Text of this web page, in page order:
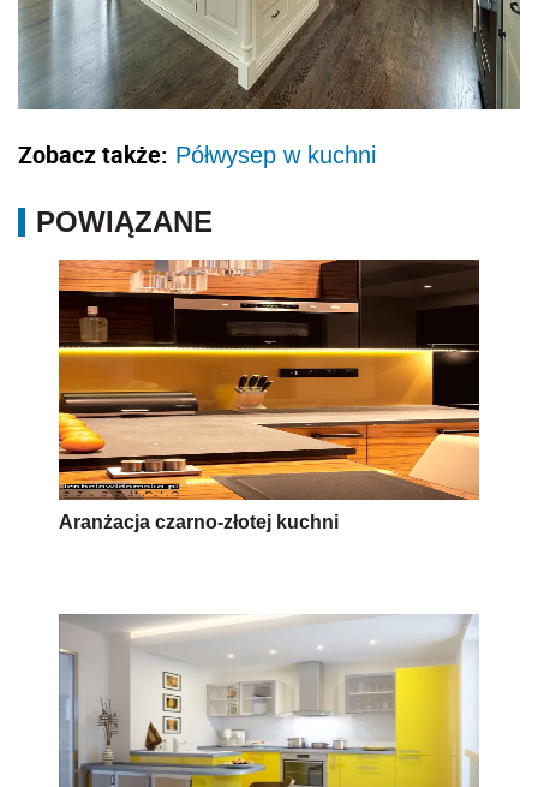
Zobacz także: Półwysep w kuchni
POWIĄZANE
Aranżacja czarno-złotej kuchni